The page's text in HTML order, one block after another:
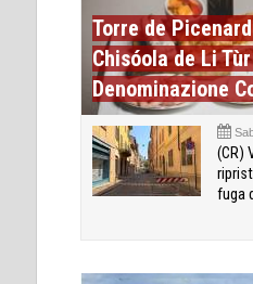
Torre de
Chisóola de Li
Denominazione
(CR)
fuga